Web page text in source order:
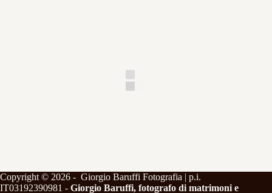
Copyright © 2026 - Giorgio Baruffi Fotografia | p.i.
IT03192390981 - Giorgio Baruffi, fotografo di matrimoni e